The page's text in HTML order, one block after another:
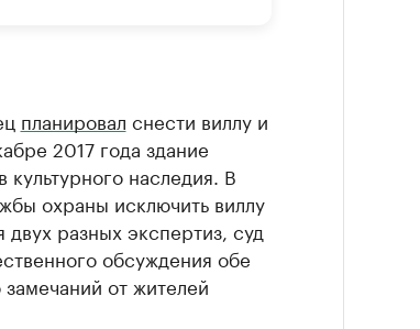
планировал снести виллу и
2017 года здание
наследия. В
охраны исключить виллу
разных экспертиз, суд
обсуждения обе
от жителей